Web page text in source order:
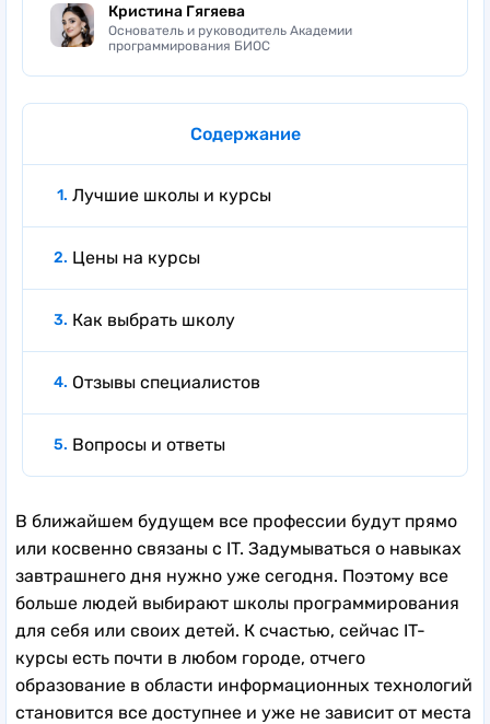
Кристина Гягяева
Основатель и руководитель Академии
программирования БИОС
Содержание
Лучшие школы и курсы
Цены на курсы
Как выбрать школу
Отзывы специалистов
Вопросы и ответы
В ближайшем будущем все профессии будут прямо
или косвенно связаны с IT. Задумываться о навыках
завтрашнего дня нужно уже сегодня. Поэтому все
больше людей выбирают школы программирования
для себя или своих детей. К счастью, сейчас IT-
курсы есть почти в любом городе, отчего
образование в области информационных технологий
становится все доступнее и уже не зависит от места